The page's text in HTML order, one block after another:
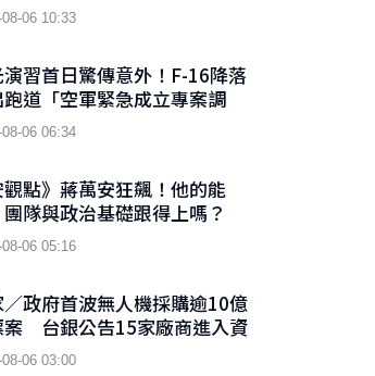
06 10:33
習首日驚傳意外！F-16降落
道「空軍緊急成立專案調
06 06:34
點》蔣萬安狂飆！他的能
隊與政治基礎跟得上嗎？
06 05:16
政府首波無人機採購逾10億
案 台銀公告15家廠商進入資
06 03:00